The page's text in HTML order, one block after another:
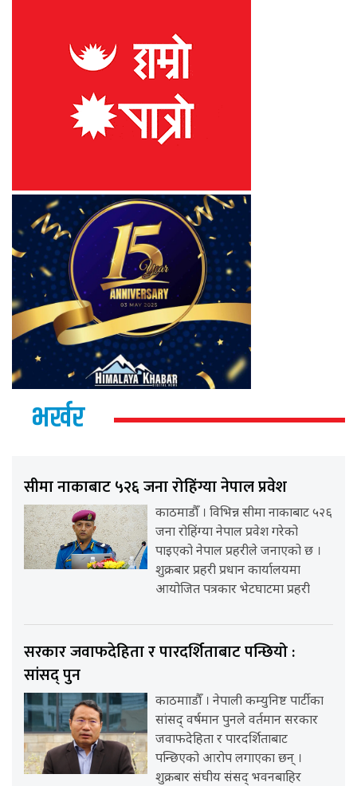
भर्खर
सीमा नाकाबाट ५२६ जना रोहिंग्या नेपाल प्रवेश
काठमाडौँ । विभिन्न सीमा नाकाबाट ५२६
जना रोहिंग्या नेपाल प्रवेश गरेको
पाइएको नेपाल प्रहरीले जनाएको छ ।
शुक्रबार प्रहरी प्रधान कार्यालयमा
आयोजित पत्रकार भेटघाटमा प्रहरी
सरकार जवाफदेहिता र पारदर्शिताबाट पन्छियो :
सांसद् पुन
काठमााडौँ । नेपाली कम्युनिष्ट पार्टीका
सांसद् वर्षमान पुनले वर्तमान सरकार
जवाफदेहिता र पारदर्शिताबाट
पन्छिएको आरोप लगाएका छन् ।
शुक्रबार संघीय संसद् भवनबाहिर